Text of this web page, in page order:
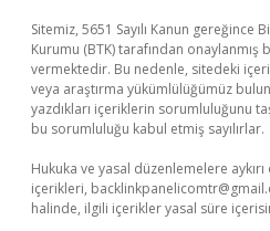
Sitemiz, 5651 Sayılı Kanun gereğince
Kurumu (BTK) tarafından onaylanmış
vermektedir. Bu nedenle, sitedeki
veya araştırma yükümlülüğümüz
yazdıkları içeriklerin sorumluluğunu
bu sorumluluğu kabul etmiş sayılırlar.
Hukuka ve yasal düzenlemelere
içerikleri,
halinde, ilgili içerikler yasal süre